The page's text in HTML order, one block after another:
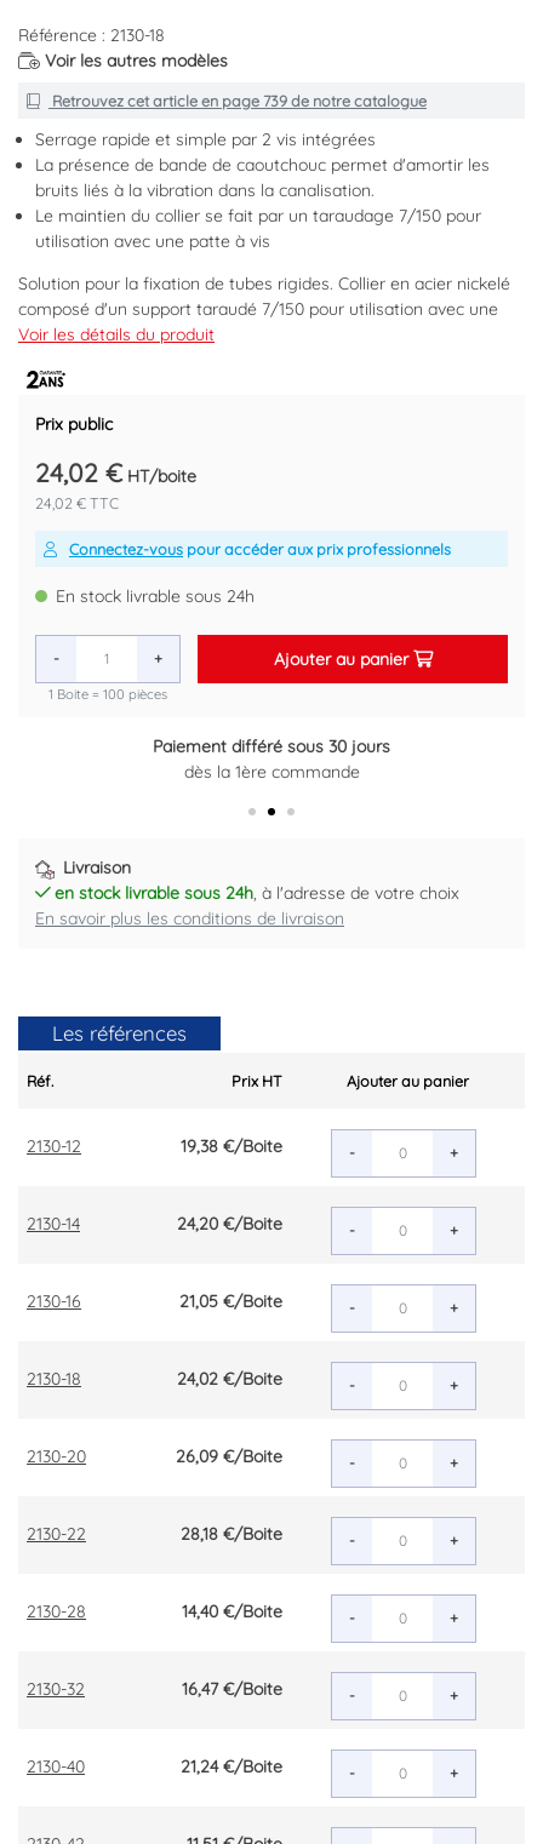
Référence : 2130-18
Voir les autres modèles
Retrouvez cet article en page 739de notre catalogue
Serrage rapide et simple par 2 vis intégrées
La présence de bande de caoutchouc permet d'amortir les
bruits liés à la vibration dans la canalisation.
Le maintien du collier se fait par un taraudage 7/150 pour
utilisation avec une patte à vis
Solution pour la fixation de tubes rigides. Collier en acier nickelé
composé d'un support taraudé 7/150 pour utilisation avec une
patte à vis. Permet la réduction de la transmission des bruits en
Code EAN : 3540732400183
Voir les détails du produit
Prix public
24,02 € HT/boite
24,02 € TTC
Connectez-vous pour accéder aux prix professionnels
En stock livrable sous 24h
- + Ajouter au panier
1 Boite = 100 pièces
Paiement différé sous 30 jours
dès la 1ère commande
Retour gratuit sous 14 jours
Plus d'informations ici
Livraison
en stock livrable sous 24h, à l'adresse de votre choix
En savoir plus les conditions de livraison
Les références
Réf. Prix HT Ajouter au panier
2130-12 19,38 €/Boite - +
2130-14 24,20 €/Boite - +
2130-16 21,05 €/Boite - +
2130-18 24,02 €/Boite - +
2130-20 26,09 €/Boite - +
2130-22 28,18 €/Boite - +
2130-28 14,40 €/Boite - +
2130-32 16,47 €/Boite - +
2130-40 21,24 €/Boite - +